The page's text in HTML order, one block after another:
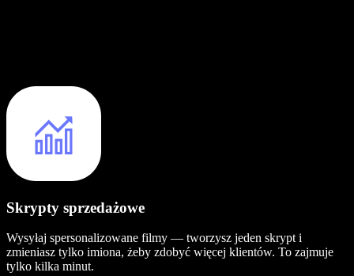
Skrypty sprzedażowe
Wysyłaj spersonalizowane filmy — tworzysz jeden skrypt i
zmieniasz tylko imiona, żeby zdobyć więcej klientów. To zajmuje
tylko kilka minut.